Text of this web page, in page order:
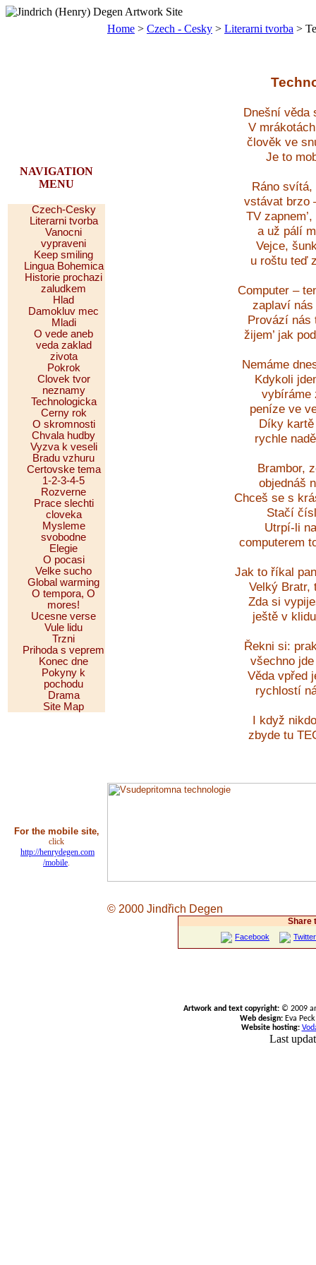
NAVIGATION
MENU
Czech-Cesky
Literarni tvorba
Vanocni
vypraveni
Keep smiling
Lingua Bohemica
Historie prochazi
zaludkem
Hlad
Damokluv mec
Mladi
O vede aneb
veda zaklad
zivota
Pokrok
Clovek tvor
neznamy
Technologicka
Cerny rok
O skromnosti
Chvala hudby
Vyzva k veseli
Bradu vzhuru
Certovske tema
1-2-3-4-5
Rozverne
Prace slechti
cloveka
Mysleme
svobodne
Elegie
O pocasi
Velke sucho
Global warming
O tempora, O
mores!
Ucesne verse
Vule lidu
Trzni
Prihoda s veprem
Konec dne
Pokyny k
pochodu
Drama
Site Map
For the mobile site,
click
http://henrydegen.com
/mobile.
Home > Czech - Cesky > Literarni tvorba >
Dnešní věda
V
člověk ve
Je to
Ráno
vstávat brzo
TV
a už pálí
Vejce,
u roštu teď
Computer –
zaplaví
Provází
žijem’ jak
Nemáme
Kdykoli
vybíráme
peníze ve
Díky
rychle
Brambor,
objednáš
Chceš se s
Stačí
Utrpí-li
computerem
Jak to říkal
Velký
Zda si
ještě v
Řekni si:
všechno
Věda vpřed
rychlostí
I když
zbyde tu
© 2000 Jindřich Degen
Share
Facebook Twitter
Artwork and text copyright: © 2009
Web design: Eva
Website hosting:
Last